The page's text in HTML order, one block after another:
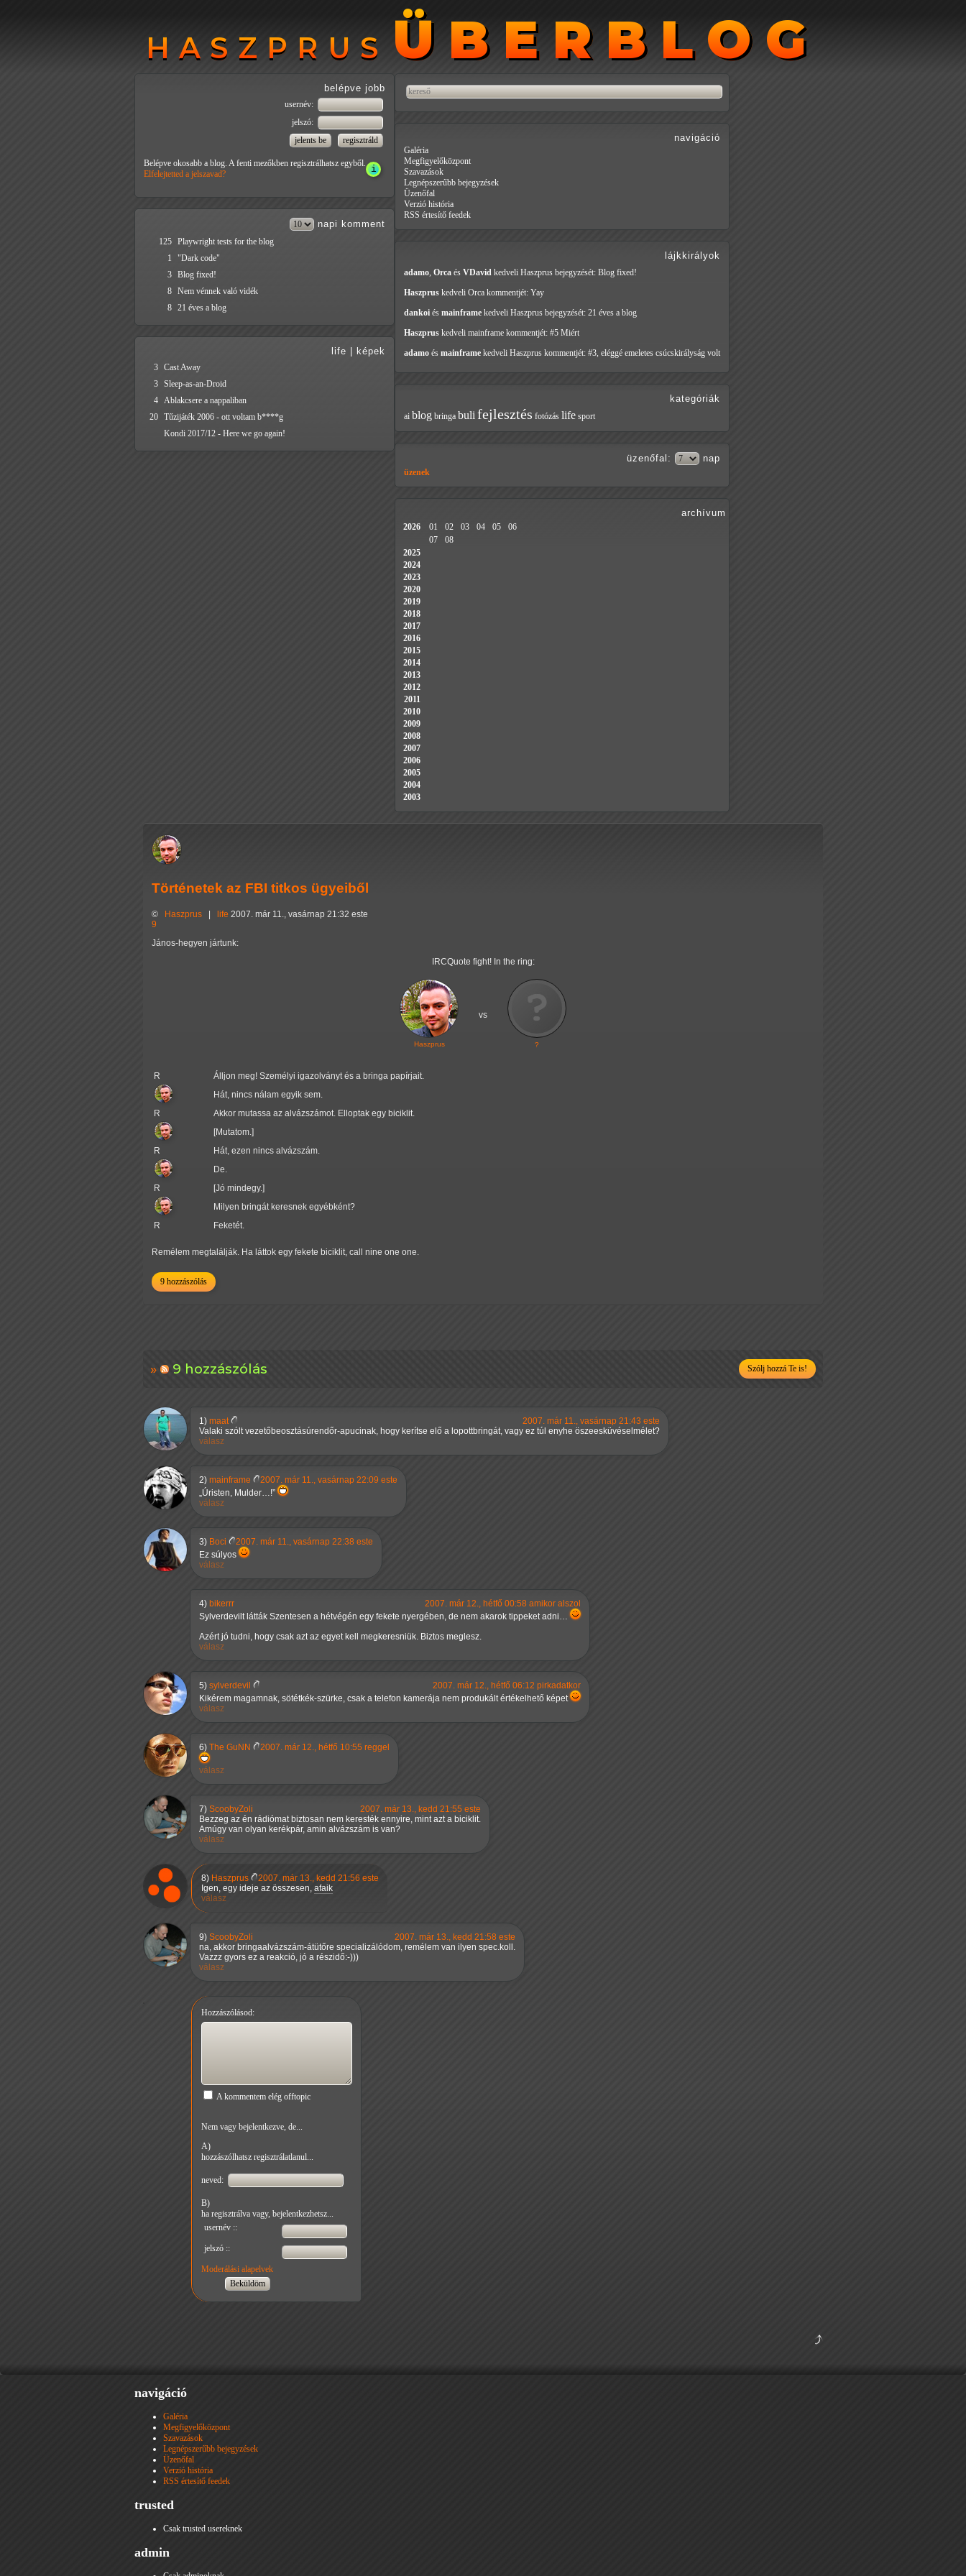
HASZPRUS ÜBERBLOG
HASZPRUS ÜBERBLOG
Történetek az FBI titkos ügyeiből
© Haszprus life 2007. már 11., vasárnap 21:32 este
9
János-hegyen jártunk:
IRCQuote fight! In the ring:
Haszprus
vs
?
R
Álljon meg! Személyi igazolványt és a bringa papírjait.
Hát, nincs nálam egyik sem.
R
Akkor mutassa az alvázszámot. Elloptak egy biciklit.
[Mutatom.]
R
Hát, ezen nincs alvázszám.
De.
R
[Jó mindegy.]
Milyen bringát keresnek egyébként?
R
Feketét.
Remélem megtalálják. Ha láttok egy fekete biciklit, call nine one one.
9 hozzászólás
9 hozzászólás Szólj hozzá Te is!
1) maat
2007. már 11., vasárnap 21:43 este
Valaki szólt vezetőbeosztásúrendőr-apucinak, hogy kerítse elő a lopottbringát, vagy ez túl enyhe öszeesküvéselmélet?
válasz
2) mainframe
2007. már 11., vasárnap 22:09 este
Úristen, Mulder…!
válasz
3) Boci
2007. már 11., vasárnap 22:38 este
Ez súlyos
válasz
4) bikerrr
2007. már 12., hétfő 00:58 amikor alszol
Sylverdevilt látták Szentesen a hétvégén egy fekete nyergében, de nem akarok tippeket adni…
Azért jó tudni, hogy csak azt az egyet kell megkeresniük. Biztos meglesz.
válasz
5) sylverdevil
2007. már 12., hétfő 06:12 pirkadatkor
Kikérem magamnak, sötétkék-szürke, csak a telefon kamerája nem produkált értékelhető képet
válasz
6) The GuNN 2007. már 12., hétfő 10:55 reggel
válasz
7) ScoobyZoli
2007. már 13., kedd 21:55 este
Bezzeg az én rádiómat biztosan nem keresték ennyire, mint azt a biciklit.
Amúgy van olyan kerékpár, amin alvázszám is van?
válasz
8) Haszprus
2007. már 13., kedd 21:56 este
Igen, egy ideje az összesen, afaik
válasz
9) ScoobyZoli
2007. már 13., kedd 21:58 este
na, akkor bringaalvázszám-átütőre specializálódom, remélem van ilyen spec.koll.
Vazzz gyors ez a reakció, jó a részidő:-)))
válasz
Hozzászólásod:
A kommentem elég offtopic
Nem vagy bejelentkezve, de...
A)
hozzászólhatsz regisztrálatlanul...
neved:
B)
ha regisztrálva vagy, bejelentkezhetsz...
usernév ::
jelszó ::
Moderálási alapelvek
belépve jobb
usernév:
jelszó:
Belépve okosabb a blog. A fenti mezőkben regisztrálhatsz egyből.
Elfelejtetted a jelszavad?
napi komment
125 Playwright tests for the blog
1
"Dark code"
3 Blog fixed!
8 Nem vénnek való vidék
8 21 éves a blog
life képek
3 Cast Away
3 Sleep-as-an-Droid
4 Ablakcsere a nappaliban
20 Tűzijáték 2006 - ott voltam b****g
Kondi 2017/12 - Here we go again!
navigáció
Galéria
Megfigyelőközpont
Szavazások
Legnépszerűbb bejegyzések
Üzenőfal
Verzió história
RSS értesítő feedek
lájkkirályok
adamo, Orca és VDavid kedveli Haszprus bejegyzését: Blog fixed!
Haszprus kedveli Orca kommentjét: Yay
dankoi és mainframe kedveli Haszprus bejegyzését: 21 éves a blog
Haszprus kedveli mainframe kommentjét: #5 Miért
adamo és mainframe kedveli Haszprus kommentjét: #3, eléggé emeletes csúcskirályság volt
kategóriák
ai blog bringa buli fejlesztés fotózás life sport
üzenőfal : nap
üzenek
archívum
2026 01 02 03 04 05
06
07
08
2025
2024
2023
2020
2019
2018
2017
2016
2015
2014
2013
2012
2011
2010
2009
2008
2007
2006
2005
2004
2003
navigáció
Galéria
Megfigyelőközpont
Szavazások
Legnépszerűbb bejegyzések
Üzenőfal
Verzió história
RSS értesítő feedek
trusted
Csak trusted usereknek
admin